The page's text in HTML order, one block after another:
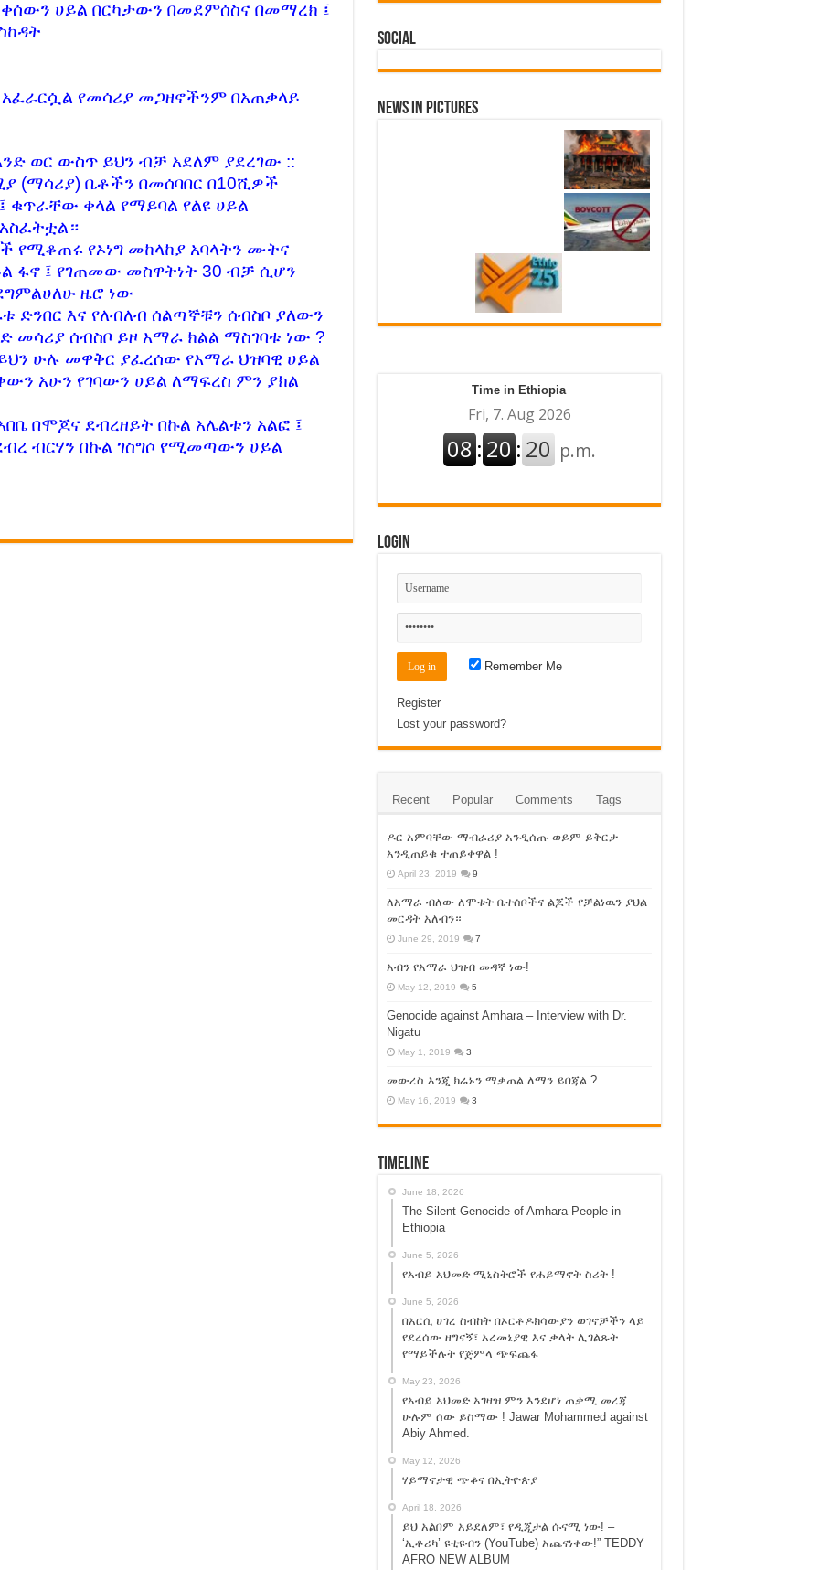
አፈነዳለሁ ያለችው እስከዛሬ ለምን አልተከሰሰችም?
ማነው? ጉድ ስሙ ! Hiber Radio
ይቀየር ያሉ በኦሮምያ መንግስት ተከሰሱ !
ስሙ!
ጥብቅ ማሳሰብያ !!
የመጀመሪያ ዙር የምርጫ ክርክር!
መጥፋት ብቻ ነው ! አማራ ፋኖ!
ሊጀመር ነው !!!
የደህነቱ ሹም አቶ አያሌው መንገሻ ይናገራሉ!
ነው !
ብሄራዊ ጣቢያው ኢቲቪ አልተገኙም!
ነጋም ሊፈቱ ይችላሉ ! ጉድ ስሙ !
ሀይል በርካታውን በመደምሰስና በመማረክ ፤
የመሳሪያ መጋዘኖችንም በአጠቃላይ
ወር ውስጥ ይህን ብቻ አደለም ያደረገው ::
(ማሳሪያ) ቤቶችን በመሰባበር በ10ሺዎች
ቁጥራቸው ቀላል የማይባል የልዩ ሀይል
የሚቆጠሩ የኦነግ መከላከያ አባላትን ሙትና
ፋኖ ፤ የገጠመው መስዋትነት 30 ብቻ ሲሆን
ዜሮ ነው
ድንበር እና የለብለብ ሰልጣኞቹን ሰብስቦ ያለውን
መሳሪያ ሰብስቦ ይዞ አማራ ክልል ማስገባቱ ነው ?
ሁሉ መዋቅር ያፈረሰው የአማራ ህዝባዊ ሀይል
አሁን የገባውን ሀይል ለማፍረስ ምን ያክል
በሞጆና ደብረዘይት በኩል አሌልቱን አልፎ ፤
ብርሃን በኩል ገስግሶ የሚመጣውን ሀይል
Social
News in Pictures
Time in Ethiopia
Login
Remember Me
Register
Lost your password?
Recent Popular Comments Tags
ዶር አምባቸው ማብራሪያ አንዲሰጡ ወይም ይቅርታ
አንዲጠይቁ ተጠይቀዋል !
April 23, 2019 9
ለአማራ ብለው ለሞቱት ቤተሰቦችና ልጆች የቻልነዉን ያህል
መርዳት አለብን።
June 29, 2019 7
አብን የአማራ ህዝብ መዳኛ ነው!
May 12, 2019 5
Genocide against Amhara – Interview with Dr.
Nigatu
May 1, 2019 3
መውረስ እንጂ ክሬኑን ማቃጠል ለማን ይበጃል ?
May 16, 2019 3
Timeline
June 18, 2026
The Silent Genocide of Amhara People in
Ethiopia
June 5, 2026
የአብይ አህመድ ሚኒስትሮች የሐይማኖት ስሪት !
June 5, 2026
በአርሲ ሀገረ ስብከት በኦርቶዶክሳውያን ወገኖቻችን ላይ
የደረሰው ዘግናኝ፣ አረመኔያዊ እና ቃላት ሊገልጹት
የማይችሉት የጅምላ ጭፍጨፋ
May 23, 2026
የአብይ አህመድ አገዛዝ ምን እንደሆነ ጠቃሚ መረጃ
ሁሉም ሰው ይስማው ! Jawar Mohammed against
Abiy Ahmed.
May 12, 2026
ሃይማኖታዊ ጭቆና በኢትዮጵያ
April 18, 2026
ይህ አልበም አይደለም፣ የዲጂታል ሱናሚ ነው! –
‘ኢቶሪካ’ ዩቲዩብን (YouTube) አጨናነቀው!” TEDDY
AFRO NEW ALBUM